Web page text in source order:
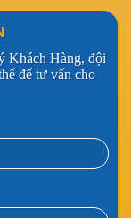
Khách Hàng, đội
để tư vấn cho